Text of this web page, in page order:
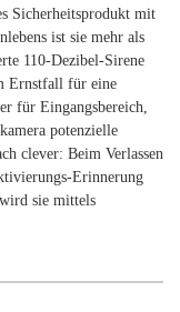
Sicherheitsprodukt mit
ist sie mehr als
110-Dezibel-Sirene
Ernstfall für eine
für Eingangsbereich,
potenzielle
clever: Beim Verlassen
Erinnerung
sie mittels